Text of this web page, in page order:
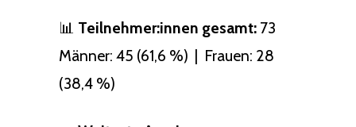
📊 Teilnehmer:innen gesamt: 73
Männer: 45 (61,6 %) | Frauen: 28
(38,4 %)